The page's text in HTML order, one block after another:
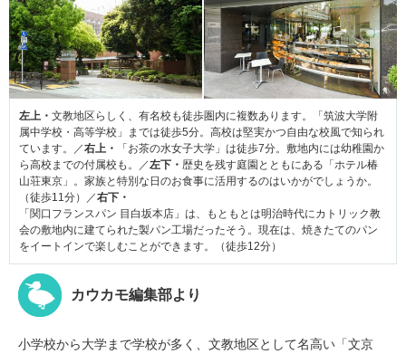
左上・ 文教地区らしく、有名校も徒歩圏内に複数あります。「筑波大学附
属中学校・高等学校」までは徒歩5分。高校は堅実かつ自由な校風で知られ
ています。／右上・
「お茶の水女子大学」は徒歩7分。敷地内には幼稚園か
ら高校までの付属校も。／左下・ 歴史を残す庭園とともにある「ホテル椿
山荘東京」。家族と特別な日のお食事に活用するのはいかがでしょうか。
（徒歩11分）／右下・
「関口フランスパン 目白坂本店」は、もともとは明治時代にカトリック教
会の敷地内に建てられた製パン工場だったそう。現在は、焼きたてのパン
をイートインで楽しむことができます。（徒歩12分）
カウカモ編集部より
小学校から大学まで学校が多く、文教地区として名高い「文京